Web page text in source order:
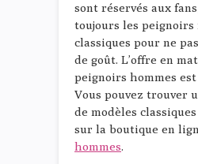
sont réservés aux
toujours les peignoirs
classiques pour ne
de goût. L’offre en
peignoirs hommes
Vous pouvez trouver
de modèles
sur la boutique en
hommes.